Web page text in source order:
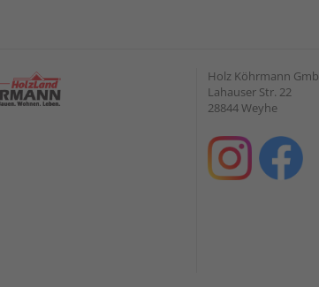
Holz Köhrmann
Lahauser Str. 22
28844 Weyhe